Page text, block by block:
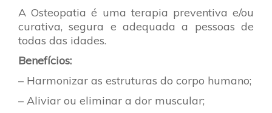
A Osteopatia é uma terapia preventiva e/ou
curativa, segura e adequada a pessoas de
todas das idades.
Benefícios:
– Harmonizar as estruturas do corpo humano;
– Aliviar ou eliminar a dor muscular;